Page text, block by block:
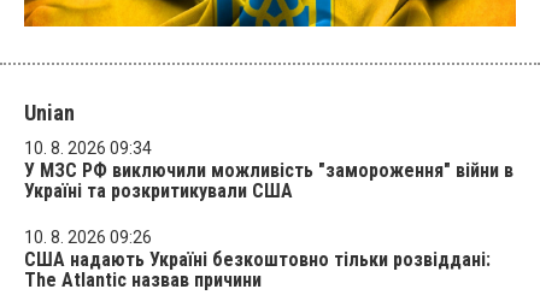
Unian
10. 8. 2026 09:34
У МЗС РФ виключили можливість "замороження" війни в
Україні та розкритикували США
10. 8. 2026 09:26
США надають Україні безкоштовно тільки розвіддані:
The Atlantic назвав причини